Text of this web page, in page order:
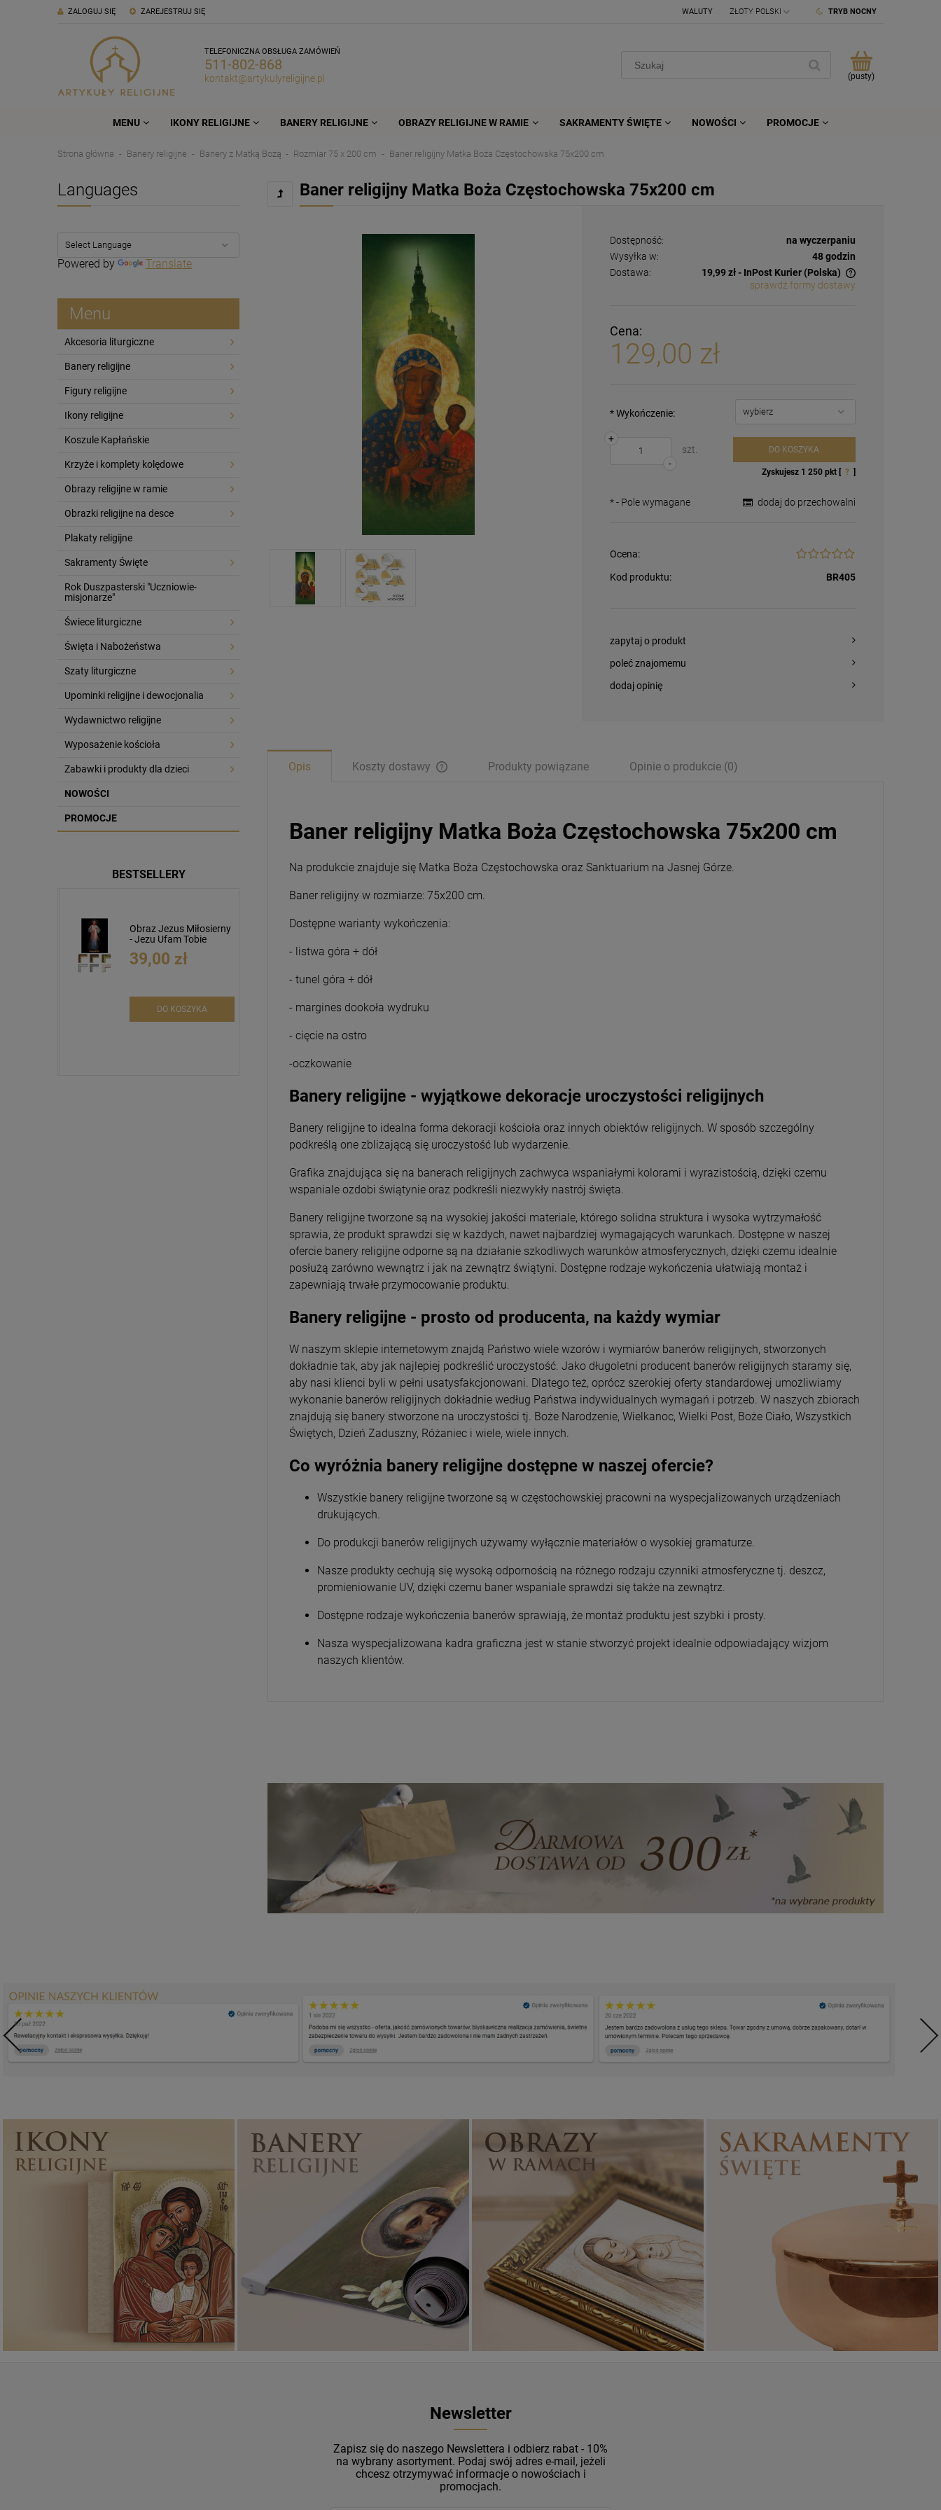
ZAREJESTRUJ SIĘ
ZALOGUJ SIĘ TRYB NOCNY
WALUTY
TELEFONICZNA OBSŁUGA ZAMÓWIEŃ
511-802-868
kontakt@artykulyreligijne.pl (pusty)
MENU IKONY RELIGIJNE BANERY RELIGIJNE OBRAZY RELIGIJNE W RAMIE SAKRAMENTY ŚWIĘTE NOWOŚCI PROMOCJE
Strona główna Banery religijne Banery z Matką Bożą Rozmiar 75 x 200 cm Baner religijny Matka Boża Częstochowska 75x200 cm
Languages
Powered by Translate
Menu
Akcesoria liturgiczne
Banery religijne
Figury religijne
Ikony religijne
Koszule Kapłańskie
Krzyże i komplety kolędowe
Obrazy religijne w ramie
Obrazki religijne na desce
Plakaty religijne
Sakramenty Święte
Rok Duszpasterski "Uczniowie-
misjonarze"
Świece liturgiczne
Święta i Nabożeństwa
Szaty liturgiczne
Upominki religijne i dewocjonalia
Wydawnictwo religijne
Wyposażenie kościoła
Zabawki i produkty dla dzieci
NOWOŚCI
PROMOCJE
BESTSELLERY
Obraz Jezus Miłosierny
- Jezu Ufam Tobie
39,00 zł
DO KOSZYKA
Magnesy religijne
Wyszyński
26,00 zł
-
e
DO KOSZYKA
Baner religijny Matka Boża Częstochowska 75x200 cm
Dostępność:
na wyczerpaniu
Wysyłka w:
48 godzin
Dostawa:
19,99 zł- InPost Kurier (Polska)
sprawdź formy dostawy
Cena:
129,00 zł
*Wykończenie:
-
+
szt.
DO KOSZYKA
Zyskujesz 1 250pkt [ ? ]
dodaj do przechowalni
*- Pole wymagane
Ocena:
Kod produktu: BR405
zapytaj o produkt
poleć znajomemu
dodaj opinię
Opis Koszty dostawy Produkty powiązane Opinie o produkcie (0)
Baner religijny Matka Boża Częstochowska 75x200 cm
Na produkcie znajduje się Matka Boża Częstochowska oraz Sanktuarium na Jasnej Górze.
Baner religijny w rozmiarze: 75x200 cm.
Dostępne warianty wykończenia:
- listwa góra + dół
- tunel góra + dół
- margines dookoła wydruku
- cięcie na ostro
-oczkowanie
Banery religijne - wyjątkowe dekoracje uroczystości religijnych
Banery religijne to idealna forma dekoracji kościoła oraz innych obiektów religijnych. W sposób szczególny
podkreślą one zbliżającą się uroczystość lub wydarzenie.
Grafika znajdująca się na banerach religijnych zachwyca wspaniałymi kolorami i wyrazistością, dzięki czemu
wspaniale ozdobi świątynie oraz podkreśli niezwykły nastrój święta.
Banery religijne tworzone są na wysokiej jakości materiale, którego solidna struktura i wysoka wytrzymałość
sprawia, że produkt sprawdzi się w każdych, nawet najbardziej wymagających warunkach. Dostępne w naszej
ofercie banery religijne odporne są na działanie szkodliwych warunków atmosferycznych, dzięki czemu idealnie
posłużą zarówno wewnątrz i jak na zewnątrz świątyni. Dostępne rodzaje wykończenia ułatwiają montaż i
zapewniają trwałe przymocowanie produktu.
Banery religijne - prosto od producenta, na każdy wymiar
W naszym sklepie internetowym znajdą Państwo wiele wzorów i wymiarów banerów religijnych, stworzonych
dokładnie tak, aby jak najlepiej podkreślić uroczystość. Jako długoletni producent banerów religijnych staramy się,
aby nasi klienci byli w pełni usatysfakcjonowani. Dlatego też, oprócz szerokiej oferty standardowej umożliwiamy
wykonanie banerów religijnych dokładnie według Państwa indywidualnych wymagań i potrzeb. W naszych zbiorach
znajdują się banery stworzone na uroczystości tj. Boże Narodzenie, Wielkanoc, Wielki Post, Boże Ciało, Wszystkich
Świętych, Dzień Zaduszny, Różaniec i wiele, wiele innych.
Co wyróżnia banery religijne dostępne w naszej ofercie?
Wszystkie banery religijne tworzone są w częstochowskiej pracowni na wyspecjalizowanych urządzeniach
drukujących.
Do produkcji banerów religijnych używamy wyłącznie materiałów o wysokiej gramaturze.
Nasze produkty cechują się wysoką odpornością na różnego rodzaju czynniki atmosferyczne tj. deszcz,
promieniowanie UV, dzięki czemu baner wspaniale sprawdzi się także na zewnątrz.
Dostępne rodzaje wykończenia banerów sprawiają, że montaż produktu jest szybki i prosty.
Nasza wyspecjalizowana kadra graficzna jest w stanie stworzyć projekt idealnie odpowiadający wizjom
naszych klientów.
Ikony religijne
PONAD 400
WZORÓW
Banery religijne Obrazy religijne
PIĘKNE
WZORY
Sakramenty Święte
Newsletter
Zapisz się do naszego Newslettera i odbierz rabat - 10%
na wybrany asortyment. Podaj swój adres e-mail, jeżeli
chcesz otrzymywać informacje o nowościach i
promocjach.